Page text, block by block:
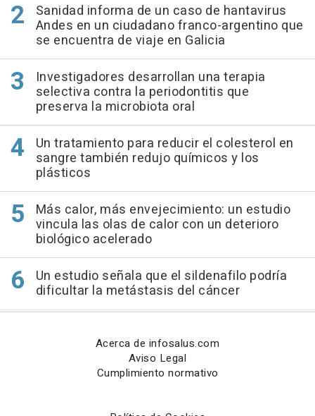
Sanidad informa de un caso de hantavirus
Andes en un ciudadano franco-argentino que
se encuentra de viaje en Galicia
Investigadores desarrollan una terapia
selectiva contra la periodontitis que
preserva la microbiota oral
Un tratamiento para reducir el colesterol en
sangre también redujo químicos y los
plásticos
Más calor, más envejecimiento: un estudio
vincula las olas de calor con un deterioro
biológico acelerado
Un estudio señala que el sildenafilo podría
dificultar la metástasis del cáncer
Acerca de infosalus.com
Aviso Legal
Cumplimiento normativo